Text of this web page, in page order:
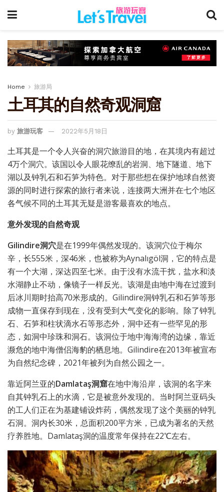
Home 旅游局
土耳其的自然奇观洞窟
by 旅游玩客 2022年5月18日
土耳其是一个令人兴奋的洞穴旅游目的地，在其境内有超过
4万个洞穴。该国以令人眼花缭乱的岩洞、地下隧道、地下
湖以及钟乳石和石笋为特色。对于那些想在保护地球自然资
源的同时进行探索的旅行者来说，连接两大洲并在七个地区
各气候不同的土耳其无疑是游客最喜欢的地点。
意外发现的自然奇观
Gilindire洞穴是在1999年偶然发现的。该洞穴位于梅尔
辛，长555米，深46米，也被称为Aynalıgöl洞，它的特点是
有一个大湖，深达四至七米。由于没有水流干扰，盐水和淡
水湖静止不动，像镜子一样反光。该湖是由地中海在过渡到
后冰川期时抬高70米形成的。Gilindire洞钟乳石和石笋等形
成物一直保存到现在，没有受到大气变化的影响。除了钟乳
石、石笋和柱状滴水石等形态外，洞中还有一些罕见的形
态，如洞中珍珠和洞石。该洞位于地中海海湾的边缘，靠近
濒危的地中海僧侣海豹的栖息地。Gilindire在2013年被宣布
为自然纪念碑，2021年被列为自然公园之一。
靠近阿兰亚的Damlataş洞窟在地中海沿岸，该洞的名字来
自其钟乳石上的水滴，它是被意外发现的。当时阿兰亚码头
的工人们正在为基建铺设炸药，偶然发现了这个美丽的钟乳
石洞。洞内长30米，总面积200平方米，已成为著名的天然
疗养胜地。Damlataş洞的温度常年保持在22℃左右。